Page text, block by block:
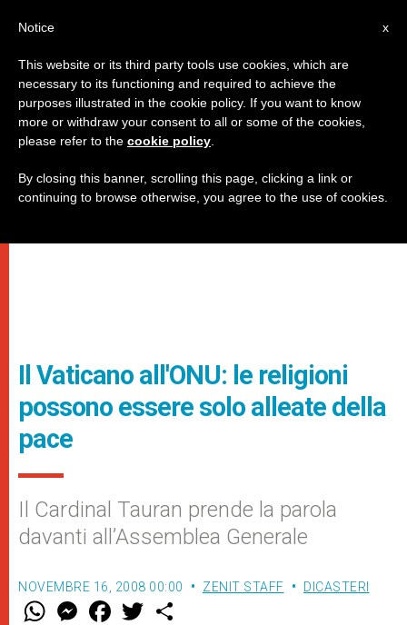
Il Vaticano all'ONU: le religioni
possono essere solo alleate della
pace
Il Cardinal Tauran prende la parola
davanti all’Assemblea Generale
NOVEMBRE 16, 2008 00:00 ZENIT STAFF DICASTERI
W M
e
F
a w
x
Notice
This website or its third party tools use cookies, which are
necessary to its functioning and required to achieve the
purposes illustrated in the cookie policy. If you want to know
more or withdraw your consent to all or some of the cookies,
please refer to the cookie policy
By closing this banner, scrolling this page, clicking a link or
continuing to browse otherwise, you agree to the use of cookies.